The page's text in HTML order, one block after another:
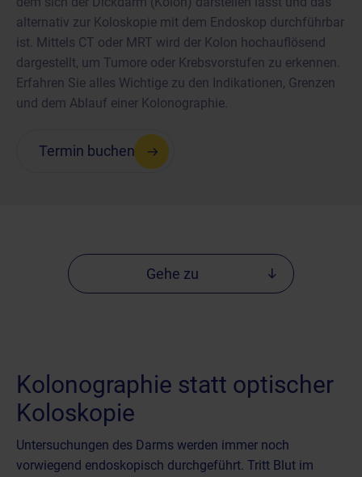
alternativ zur Koloskopie mit dem Endoskop durchführbar
ist. Mittels CT oder MRT wird der Kolon hochauflösend
dargestellt, um Tumore oder Krebsvorstufen zu erkennen.
Erfahren Sie alles Wichtige zu den Indikationen, Grenzen
und dem Ablauf einer Kolonographie.
Termin buchen
Gehe zu
Kolonographie statt optischer
Koloskopie
Untersuchungen des Darms werden immer noch
vorwiegend endoskopisch durchgeführt. Tritt Blut im